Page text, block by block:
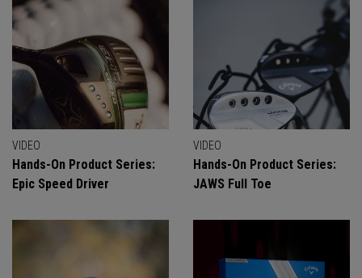
VIDEO
Hands-On Product Series:
Epic Speed Driver
VIDEO
Hands-On Product Series:
JAWS Full Toe